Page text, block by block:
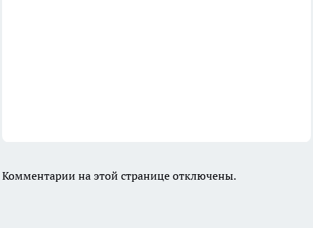
Комментарии на этой странице отключены.